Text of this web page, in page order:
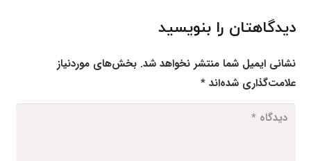
دیدگاهتان را بنویسید
نشانی ایمیل شما منتشر نخواهد شد. بخش‌های موردنیاز
علامت‌گذاری شده‌اند*